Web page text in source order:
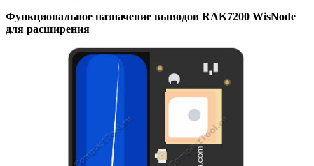
Функциональное назначение выводов RAK7200 WisNode
для расширения